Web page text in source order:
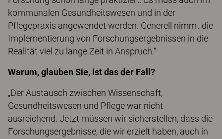
kommunalen Gesundheitswesen und in der
Pflegepraxis angewendet werden. Generell nimmt die
Implementierung von Forschungsergebnissen in die
Realität viel zu lange Zeit in Anspruch.“
Warum, glauben Sie, ist das der Fall?
„Der Austausch zwischen Wissenschaft,
Gesundheitswesen und Pflege war nicht
ausreichend. Jetzt müssen wir sicherstellen, dass die
Forschungsergebnisse, die wir erzielt haben, auch in